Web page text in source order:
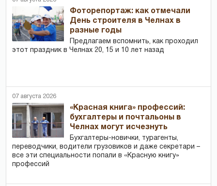
Фоторепортаж: как отмечали
День строителя в Челнах в
разные годы
Предлагаем вспомнить, как проходил
этот праздник в Челнах 20, 15 и 10 лет назад
07 августа 2026
«Красная книга» профессий:
бухгалтеры и почтальоны в
Челнах могут исчезнуть
Бухгалтеры-новички, тур­агенты,
переводчики, водители грузовиков и даже секретари –
все эти специальности попали в «Красную книгу»
профессий